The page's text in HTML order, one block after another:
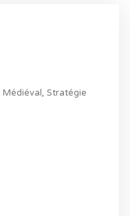
Médiéval Stratégie